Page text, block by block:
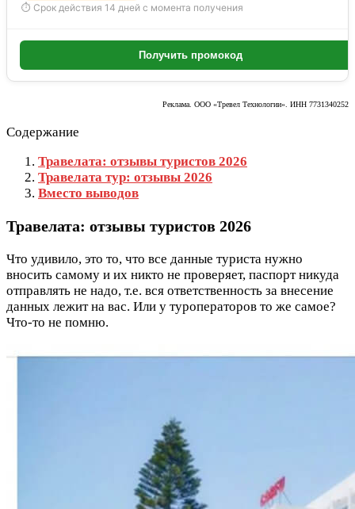
⏱ Срок действия 14 дней с момента получения
Получить промокод
Реклама. ООО «Тревел Технологии». ИНН 7731340252
Содержание
Травелата: отзывы туристов 2026
Травелата тур: отзывы 2026
Вместо выводов
Травелата: отзывы туристов 2026
Что удивило, это то, что все данные туриста нужно
вносить самому и их никто не проверяет, паспорт никуда
отправлять не надо, т.е. вся ответственность за внесение
данных лежит на вас. Или у туроператоров то же самое?
Что-то не помню.